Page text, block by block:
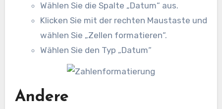
Wählen Sie die Spalte „Datum“ aus.
Klicken Sie mit der rechten Maustaste und
wählen Sie „Zellen formatieren“.
Wählen Sie den Typ „Datum“
Andere